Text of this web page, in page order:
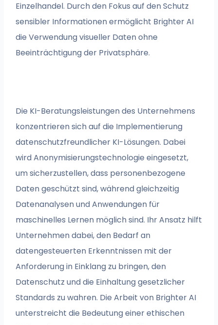
Einzelhandel. Durch den Fokus auf den Schutz
sensibler Informationen ermöglicht Brighter AI
die Verwendung visueller Daten ohne
Beeinträchtigung der Privatsphäre.
Die KI-Beratungsleistungen des Unternehmens
konzentrieren sich auf die Implementierung
datenschutzfreundlicher KI-Lösungen. Dabei
wird Anonymisierungstechnologie eingesetzt,
um sicherzustellen, dass personenbezogene
Daten geschützt sind, während gleichzeitig
Datenanalysen und Anwendungen für
maschinelles Lernen möglich sind. Ihr Ansatz hilft
Unternehmen dabei, den Bedarf an
datengesteuerten Erkenntnissen mit der
Anforderung in Einklang zu bringen, den
Datenschutz und die Einhaltung gesetzlicher
Standards zu wahren. Die Arbeit von Brighter AI
unterstreicht die Bedeutung einer ethischen